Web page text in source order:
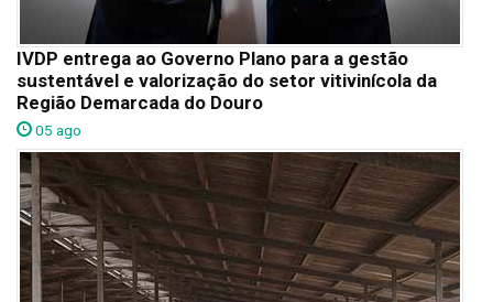
IVDP entrega ao Governo Plano para a gestão
sustentável e valorização do setor vitivinícola da
Região Demarcada do Douro
05 ago